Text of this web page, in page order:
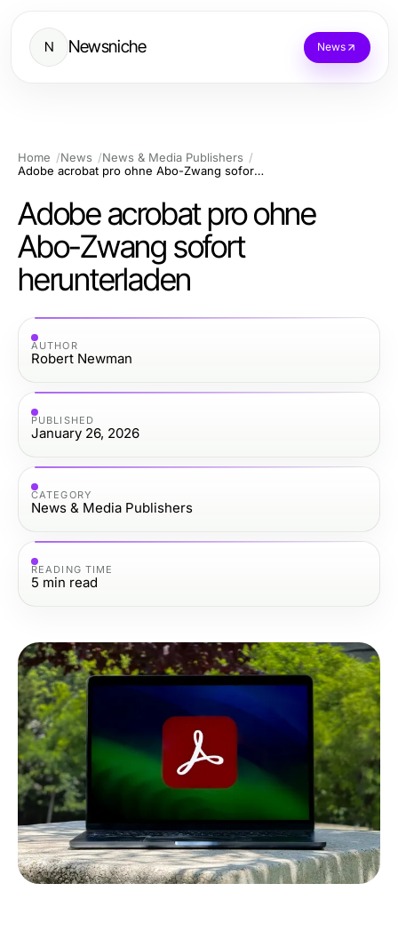
N Newsniche News
Home News
News & Media Publishers
Adobe acrobat pro ohne Abo-Zwang sofort herunterladen
Adobe acrobat pro ohne
Abo-Zwang sofort
herunterladen
AUTHOR
Robert Newman
PUBLISHED
January 26, 2026
CATEGORY
News & Media Publishers
READING TIME
5 min read